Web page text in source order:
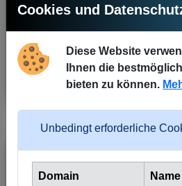
Willkommen bei Crowd4Cash -
Darlehen in der
Dec 18, 2023
Cookies und
Diese Website
Ihnen die
bieten zu können.
Unbedingt erforderliche
Domain Name